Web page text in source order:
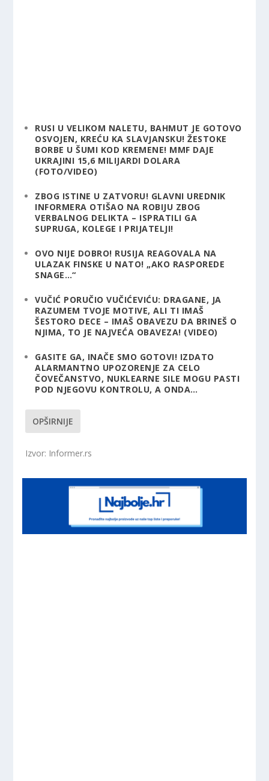
RUSI U VELIKOM NALETU, BAHMUT JE GOTOVO
OSVOJEN, KREĆU KA SLAVJANSKU! ŽESTOKE
BORBE U ŠUMI KOD KREMENE! MMF DAJE
UKRAJINI 15,6 MILIJARDI DOLARA
(FOTO/VIDEO)
ZBOG ISTINE U ZATVORU! GLAVNI UREDNIK
INFORMERA OTIŠAO NA ROBIJU ZBOG
VERBALNOG DELIKTA – ISPRATILI GA
SUPRUGA, KOLEGE I PRIJATELJI!
OVO NIJE DOBRO! RUSIJA REAGOVALA NA
ULAZAK FINSKE U NATO! „AKO RASPOREDE
SNAGE…“
VUČIĆ PORUČIO VUČIĆEVIĆU: DRAGANE, JA
RAZUMEM TVOJE MOTIVE, ALI TI IMAŠ
ŠESTORO DECE – IMAŠ OBAVEZU DA BRINEŠ O
NJIMA, TO JE NAJVEĆA OBAVEZA! (VIDEO)
GASITE GA, INAČE SMO GOTOVI! IZDATO
ALARMANTNO UPOZORENJE ZA CELO
ČOVEČANSTVO, NUKLEARNE SILE MOGU PASTI
POD NJEGOVU KONTROLU, A ONDA…
OPŠIRNIJE
Izvor: Informer.rs